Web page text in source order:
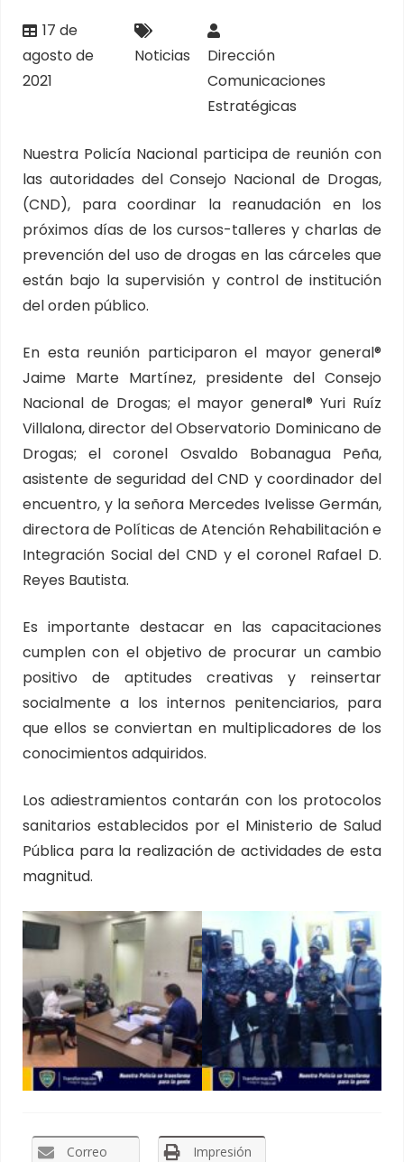
17 de
agosto de
2021
Noticias
Dirección
Comunicaciones
Estratégicas
Nuestra Policía Nacional participa de reunión con
las autoridades del Consejo Nacional de Drogas,
(CND), para coordinar la reanudación en los
próximos días de los cursos-talleres y charlas de
prevención del uso de drogas en las cárceles que
están bajo la supervisión y control de institución
del orden público.
En esta reunión participaron el mayor general®️
Jaime Marte Martínez, presidente del Consejo
Nacional de Drogas; el mayor general®️ Yuri Ruíz
Villalona, director del Observatorio Dominicano de
Drogas; el coronel Osvaldo Bobanagua Peña,
asistente de seguridad del CND y coordinador del
encuentro, y la señora Mercedes Ivelisse Germán,
directora de Políticas de Atención Rehabilitación e
Integración Social del CND y el coronel Rafael D.
Reyes Bautista.
Es importante destacar en las capacitaciones
cumplen con el objetivo de procurar un cambio
positivo de aptitudes creativas y reinsertar
socialmente a los internos penitenciarios, para
que ellos se conviertan en multiplicadores de los
conocimientos adquiridos.
Los adiestramientos contarán con los protocolos
sanitarios establecidos por el Ministerio de Salud
Pública para la realización de actividades de esta
magnitud.
Correo Impresión